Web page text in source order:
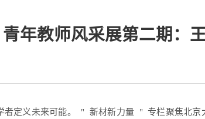
年教师风采展第二期：
定义未来可能。 " 新材新力量 " 专栏聚焦北京